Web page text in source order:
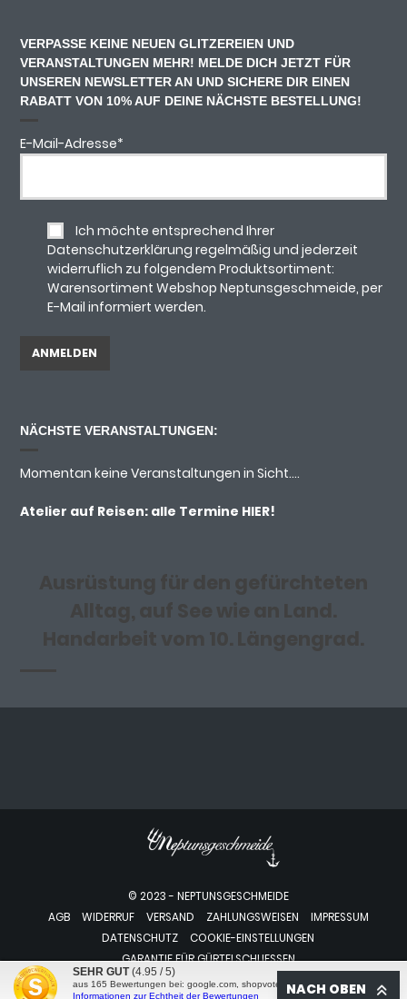
VERPASSE KEINE NEUEN GLITZEREIEN UND
VERANSTALTUNGEN MEHR! MELDE DICH JETZT FÜR
UNSEREN NEWSLETTER AN UND SICHERE DIR EINEN
RABATT VON 10% AUF DEINE NÄCHSTE BESTELLUNG!
E-Mail-Adresse*
Ich möchte entsprechend Ihrer
Datenschutzerklärung regelmäßig und jederzeit
widerruflich zu folgendem Produktsortiment:
Warensortiment Webshop Neptunsgeschmeide, per
E-Mail informiert werden.
NÄCHSTE VERANSTALTUNGEN:
Momentan keine Veranstaltungen in Sicht....
Atelier auf Reisen: alle Termine HIER!
Ausrüstung für den gefürchteten
Alltag, auf See wie an Land.
Handarbeit vom 10. Längengrad.
© 2023 - NEPTUNSGESCHMEIDE
AGB
WIDERRUF VERSAND ZAHLUNGSWEISEN
IMPRESSUM
DATENSCHUTZ
COOKIE-EINSTELLUNGEN
GARANTIE FÜR GÜRTELSCHLIESSEN
NACH OBEN
SEHR GUT (4.95 / 5)
aus 165 Bewertungen bei: google.com, shopvote.de ⓘ
Informationen zur Echtheit der Bewertungen